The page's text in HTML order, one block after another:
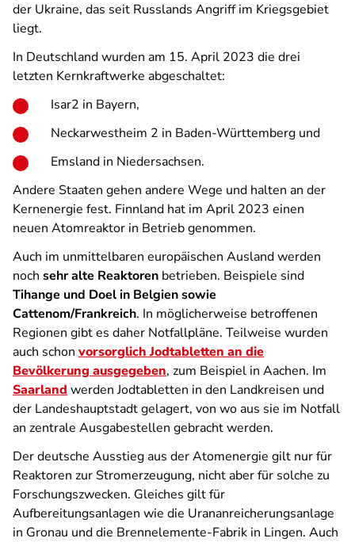
der Ukraine, das seit Russlands Angriff im Kriegsgebiet
liegt.
In Deutschland wurden am 15. April 2023 die drei
letzten Kernkraftwerke abgeschaltet:
Isar2 in Bayern,
Neckarwestheim 2 in Baden-Württemberg und
Emsland in Niedersachsen.
Andere Staaten gehen andere Wege und halten an der
Kernenergie fest. Finnland hat im April 2023 einen
neuen Atomreaktor in Betrieb genommen.
Auch im unmittelbaren europäischen Ausland werden
noch sehr alte Reaktoren betrieben. Beispiele sind
Tihange und Doel in Belgien sowie
Cattenom/Frankreich. In möglicherweise betroffenen
Regionen gibt es daher Notfallpläne. Teilweise wurden
auch schon vorsorglich Jodtabletten an die
Bevölkerung ausgegeben, zum Beispiel in Aachen. Im
Saarland werden Jodtabletten in den Landkreisen und
der Landeshauptstadt gelagert, von wo aus sie im Notfall
an zentrale Ausgabestellen gebracht werden.
Der deutsche Ausstieg aus der Atomenergie gilt nur für
Reaktoren zur Stromerzeugung, nicht aber für solche zu
Forschungszwecken. Gleiches gilt für
Aufbereitungsanlagen wie die Urananreicherungsanlage
in Gronau und die Brennelemente-Fabrik in Lingen. Auch